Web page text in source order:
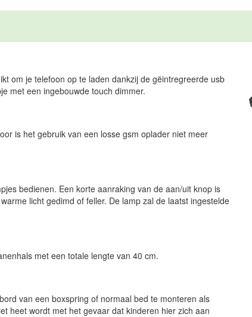
om je telefoon op te laden dankzij de gëintregreerde usb
met een ingebouwde touch dimmer.
is het gebruik van een losse gsm oplader niet meer
bedienen. Een korte aanraking van de aan/uit knop is
licht gedimd of feller. De lamp zal de laatst ingestelde
met een totale lengte van 40 cm.
van een boxspring of normaal bed te monteren als
heet wordt met het gevaar dat kinderen hier zich aan